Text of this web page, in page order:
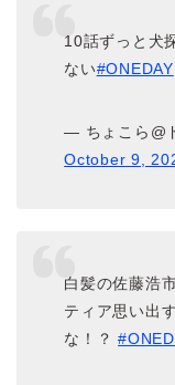
10話ずっと犬
ない#ONEDAY
— ちょこら@
October 9,
白髪の佐藤浩
ティア思い出
な！？